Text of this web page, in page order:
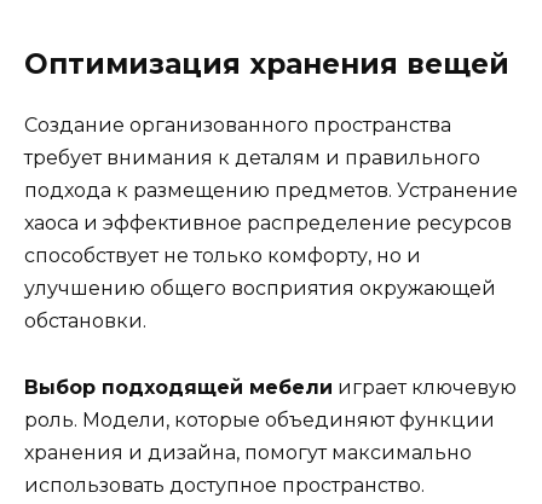
Оптимизация хранения вещей
Создание организованного пространства
требует внимания к деталям и правильного
подхода к размещению предметов. Устранение
хаоса и эффективное распределение ресурсов
способствует не только комфорту, но и
улучшению общего восприятия окружающей
обстановки.
Выбор подходящей мебели играет ключевую
роль. Модели, которые объединяют функции
хранения и дизайна, помогут максимально
использовать доступное пространство.